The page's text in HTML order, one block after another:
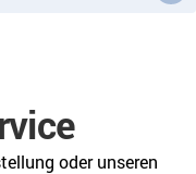
oder unseren